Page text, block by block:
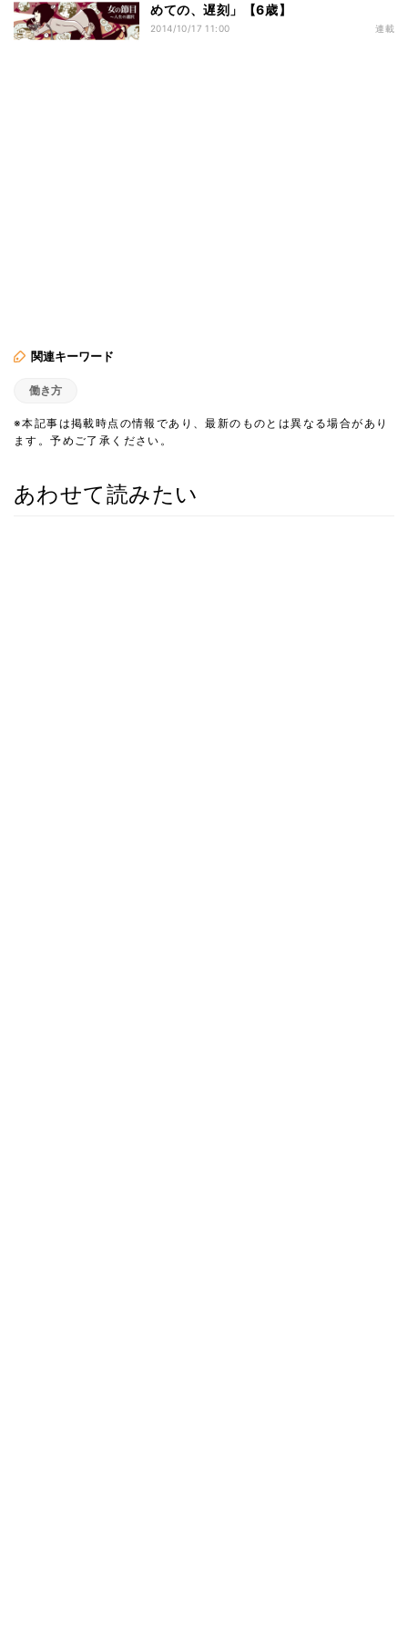
めての、遅刻」【6歳】
2014/10/17 11:00 連載
関連キーワード
働き方
※本記事は掲載時点の情報であり、最新のものとは異なる場合があり
ます。予めご了承ください。
あわせて読みたい